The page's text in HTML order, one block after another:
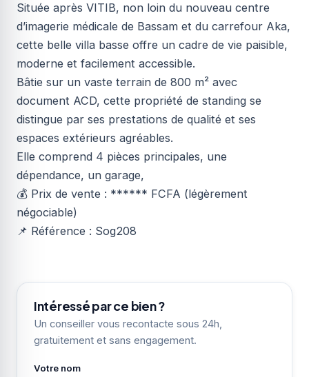
Située après VITIB, non loin du nouveau centre
d’imagerie médicale de Bassam et du carrefour Aka,
cette belle villa basse offre un cadre de vie paisible,
moderne et facilement accessible.
Bâtie sur un vaste terrain de 800 m² avec
document ACD, cette propriété de standing se
distingue par ses prestations de qualité et ses
espaces extérieurs agréables.
Elle comprend 4 pièces principales, une
dépendance, un garage,
💰 Prix de vente : ****** FCFA (légèrement
négociable)
📌 Référence : Sog208
Intéressé par ce bien ?
Un conseiller vous recontacte sous 24h,
gratuitement et sans engagement.
Votre nom